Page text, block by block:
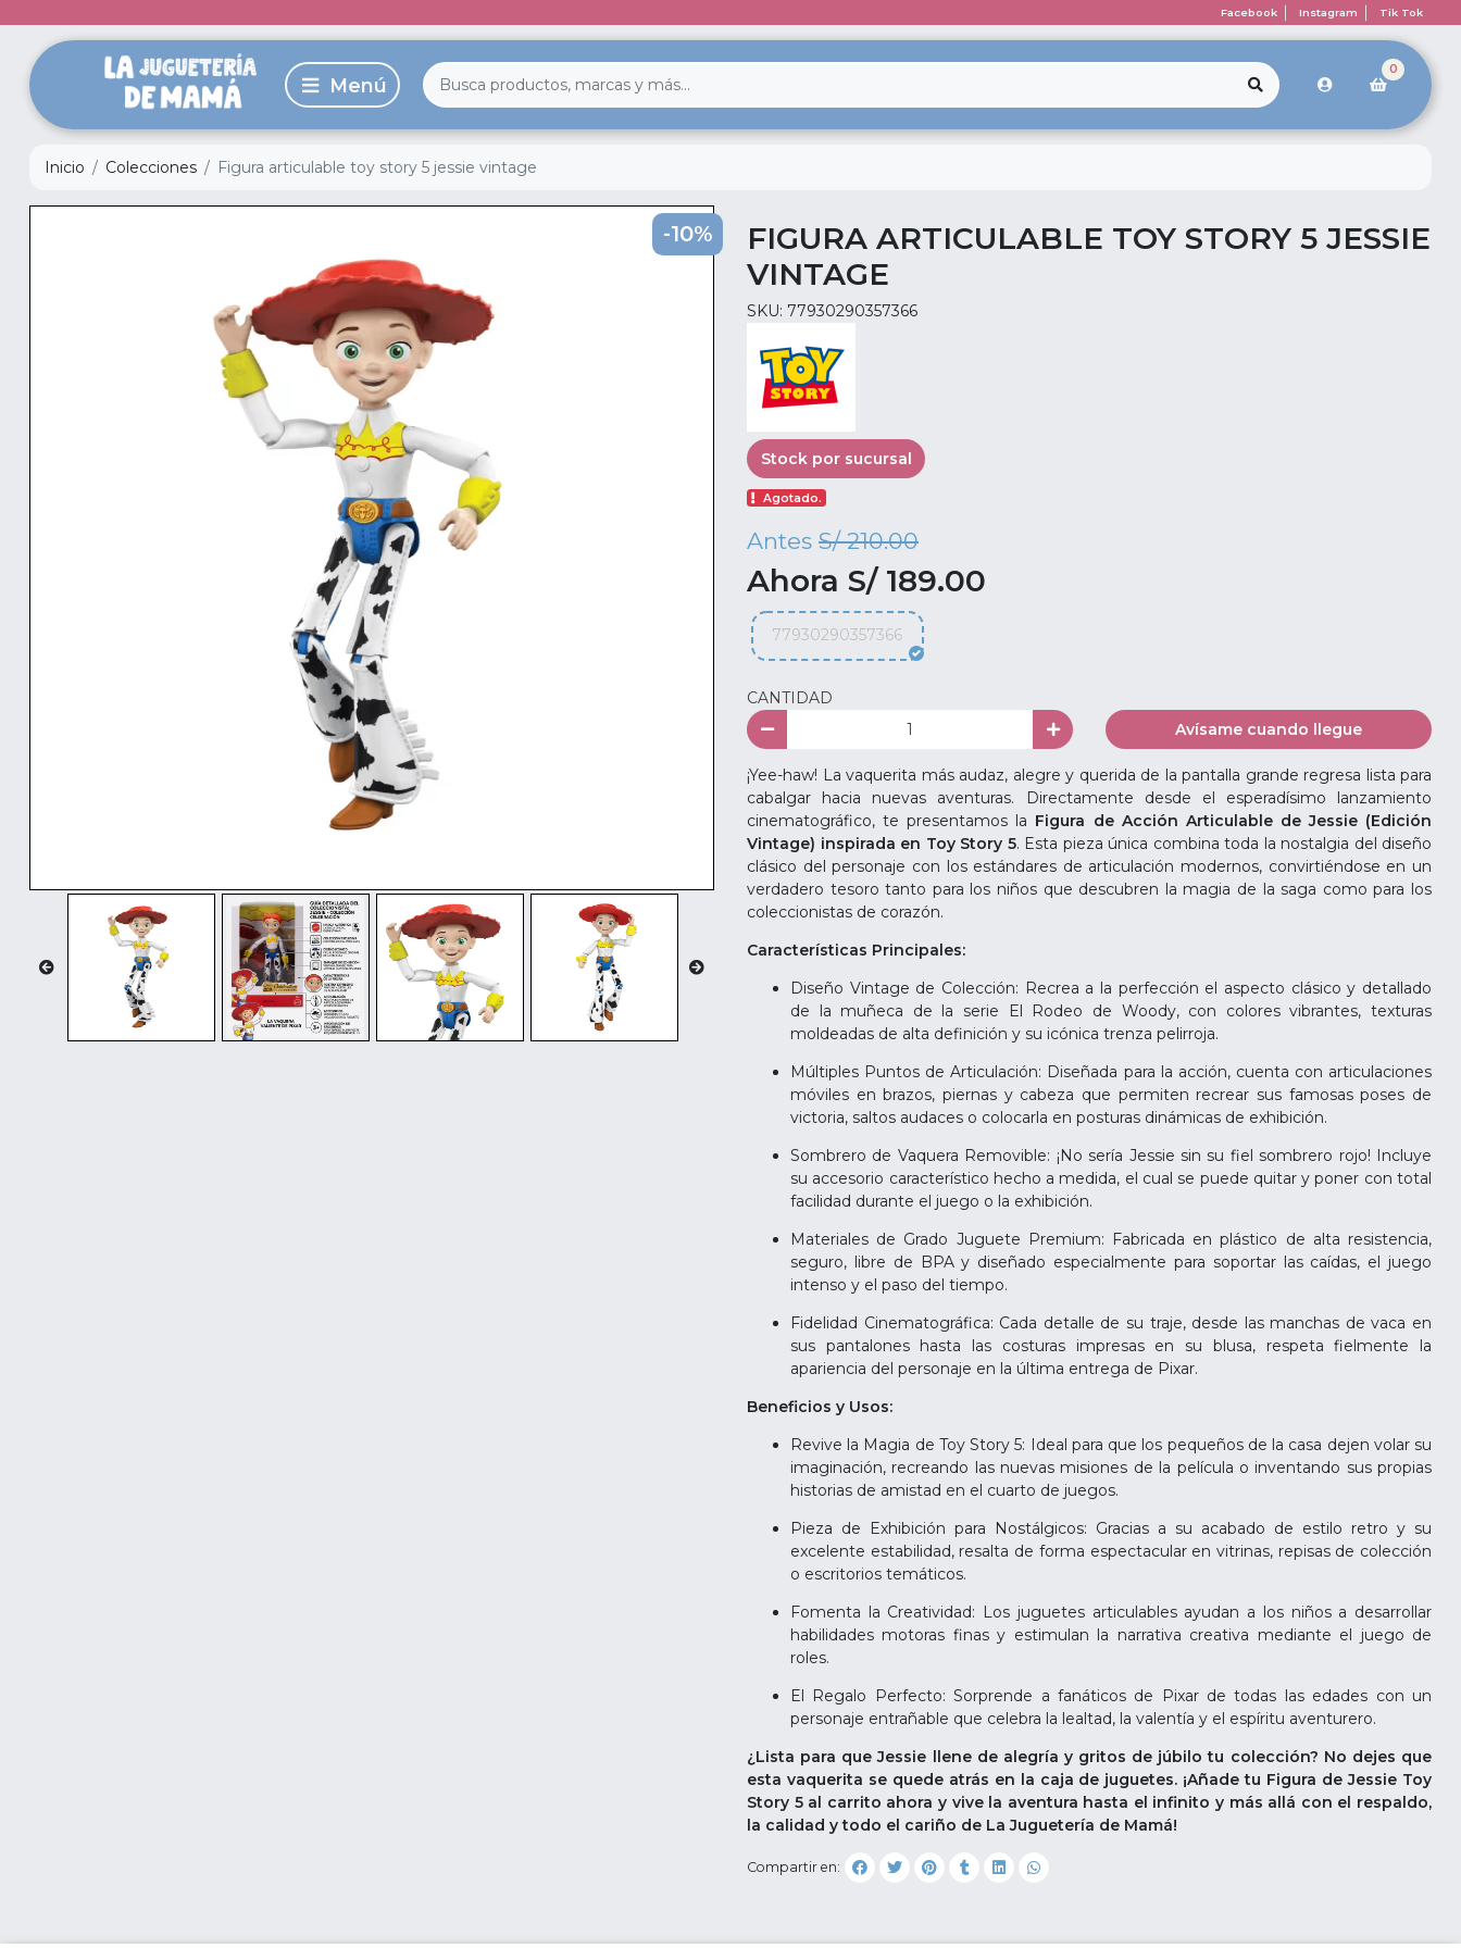
Facebook Instagram Tik Tok
0
Inicio Colecciones Figura articulable toy story 5 jessie vintage
-10%
FIGURA ARTICULABLE TOY STORY 5 JESSIE
VINTAGE
SKU: 77930290357366
Stock por sucursal
Agotado.
Antes S/ 210.00
Ahora S/ 189.00
77930290357366
CANTIDAD
Avísame cuando llegue
¡Yee-haw! La vaquerita más audaz, alegre y querida de la pantalla grande regresa lista para
cabalgar hacia nuevas aventuras. Directamente desde el esperadísimo lanzamiento
cinematográfico, te presentamos la Figura de Acción Articulable de Jessie (Edición
Vintage) inspirada en Toy Story 5. Esta pieza única combina toda la nostalgia del diseño
clásico del personaje con los estándares de articulación modernos, convirtiéndose en un
verdadero tesoro tanto para los niños que descubren la magia de la saga como para los
coleccionistas de corazón.
Características Principales:
Diseño Vintage de Colección: Recrea a la perfección el aspecto clásico y detallado
de la muñeca de la serie El Rodeo de Woody, con colores vibrantes, texturas
moldeadas de alta definición y su icónica trenza pelirroja.
Múltiples Puntos de Articulación: Diseñada para la acción, cuenta con articulaciones
móviles en brazos, piernas y cabeza que permiten recrear sus famosas poses de
victoria, saltos audaces o colocarla en posturas dinámicas de exhibición.
Sombrero de Vaquera Removible: ¡No sería Jessie sin su fiel sombrero rojo! Incluye
su accesorio característico hecho a medida, el cual se puede quitar y poner con total
facilidad durante el juego o la exhibición.
Materiales de Grado Juguete Premium: Fabricada en plástico de alta resistencia,
seguro, libre de BPA y diseñado especialmente para soportar las caídas, el juego
intenso y el paso del tiempo.
Fidelidad Cinematográfica: Cada detalle de su traje, desde las manchas de vaca en
sus pantalones hasta las costuras impresas en su blusa, respeta fielmente la
apariencia del personaje en la última entrega de Pixar.
Beneficios y Usos:
Revive la Magia de Toy Story 5: Ideal para que los pequeños de la casa dejen volar su
imaginación, recreando las nuevas misiones de la película o inventando sus propias
historias de amistad en el cuarto de juegos.
Pieza de Exhibición para Nostálgicos: Gracias a su acabado de estilo retro y su
excelente estabilidad, resalta de forma espectacular en vitrinas, repisas de colección
o escritorios temáticos.
Fomenta la Creatividad: Los juguetes articulables ayudan a los niños a desarrollar
habilidades motoras finas y estimulan la narrativa creativa mediante el juego de
roles.
El Regalo Perfecto: Sorprende a fanáticos de Pixar de todas las edades con un
personaje entrañable que celebra la lealtad, la valentía y el espíritu aventurero.
¿Lista para que Jessie llene de alegría y gritos de júbilo tu colección? No dejes que
esta vaquerita se quede atrás en la caja de juguetes. ¡Añade tu Figura de Jessie Toy
Story 5 al carrito ahora y vive la aventura hasta el infinito y más allá con el respaldo,
la calidad y todo el cariño de La Juguetería de Mamá!
Compartir en: